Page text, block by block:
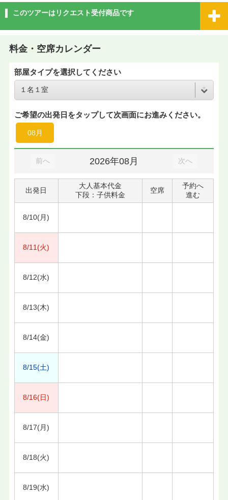
このツアーはリクエスト受付商品です
料金・空席カレンダー
部屋タイプを選択してください
ご希望の出発日をタップして次画面にお進みください。
08月
前へ 2026年08月 次へ
出発日
大人基本代金
下段：子供料金
空席
予約へ
進む
8/10(月)
8/11(火)
8/12(水)
8/13(木)
8/14(金)
8/15(土)
8/16(日)
8/17(月)
8/18(火)
8/19(水)